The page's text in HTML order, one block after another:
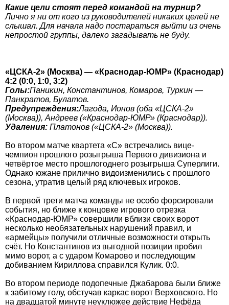
Какие цели стоят перед командой на турнир?
Лично я ни от кого из руководителей никаких целей не
слышал. Для начала надо постараться выйти из очень
непростой группы, далеко загадывать не буду.
«ЦСКА-2» (Москва) — «Краснодар-ЮМР» (Краснодар)
4:2 (0:0, 1:0, 3:2)
Голы:Паникин, Константинов, Комаров, Туркин —
Панкратов, Булатов.
Предупреждения:Лагода, Ионов (оба «ЦСКА-2»
(Москва)), Андреев («Краснодар-ЮМР» (Краснодар)).
Удаления: Платонов («ЦСКА-2» (Москва)).
Во втором матче квартета «С» встречались вице-
чемпион прошлого розыгрыша Первого дивизиона и
четвёртое место прошлогоднего розыгрыша Суперлиги.
Однако южане прилично видоизменились с прошлого
сезона, утратив целый ряд ключевых игроков.
В первой трети матча команды не особо форсировали
события, но ближе к концовке игрового отрезка
«Краснодар-ЮМР» совершили вблизи своих ворот
несколько необязательных нарушений правил, и
«армейцы» получили отличные возможности открыть
счёт. Но Константинов из выгодной позиции пробил
мимо ворот, а с ударом Комарово и последующим
добиванием Кириллова справился Кулик. 0:0.
Во втором периоде подопечные Джабарова были ближе
к забитому голу, обстучав каркас ворот Верховского. Но
на двадцатой минуте неуклюжее действие Нефёда